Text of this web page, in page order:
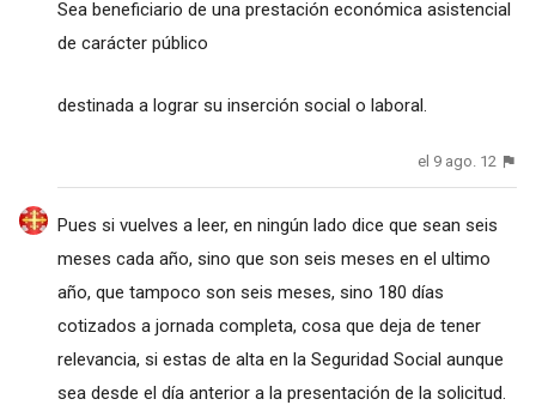
Sea beneficiario de una prestación económica asistencial
de carácter público
destinada a lograr su inserción social o laboral.
el 9 ago. 12
Pues si vuelves a leer, en ningún lado dice que sean seis
meses cada año, sino que son seis meses en el ultimo
año, que tampoco son seis meses, sino 180 días
cotizados a jornada completa, cosa que deja de tener
relevancia, si estas de alta en la Seguridad Social aunque
sea desde el día anterior a la presentación de la solicitud.